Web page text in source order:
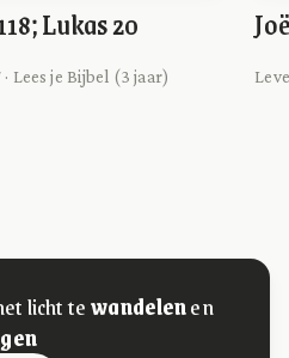
Lukas 20
Lees je Bijbel (3 jaar)
licht tewandelenen